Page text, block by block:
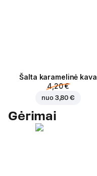
Šalta karamelinė kava
4,20 €
nuo 3,80 €
Gėrimai